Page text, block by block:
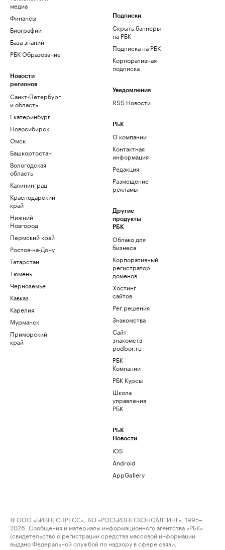
медиа
Финансы
Биографии
База знаний
РБК Образование
Новости
регионов
Санкт-Петербург
и область
Екатеринбург
Новосибирск
Омск
Башкортостан
Вологодская
область
Калининград
Краснодарский
край
Нижний
Новгород
Пермский край
Ростов-на-Дону
Татарстан
Тюмень
Черноземье
Кавказ
Карелия
Мурманск
Приморский
край
Подписки
Скрыть баннеры
на РБК
Подписка на РБК
Корпоративная
подписка
Уведомления
RSS Новости
РБК
О компании
Контактная
информация
Редакция
Размещение
рекламы
Другие
продукты
РБК
Облако для
бизнеса
Корпоративный
регистратор
доменов
Хостинг
сайтов
Рег.решения
Знакомства
Сайт
знакомств
podbor.ru
РБК
Компании
РБК Курсы
Школа
управления
РБК
РБК
Новости
iOS
Android
AppGallery
© ООО «БИЗНЕСПРЕСС», АО «РОСБИЗНЕСКОНСАЛТИНГ», 1995–
2026. Сообщения и материалы информационного агентства «РБК»
(свидетельство о регистрации средства массовой информации
выдано Федеральной службой по надзору в сфере связи,